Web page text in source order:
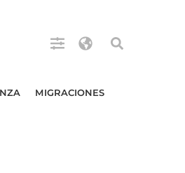
MIGRACIONES